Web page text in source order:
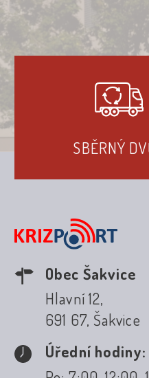
SBĚRNÝ
Obec Šakvice
Hlavní 12,
691 67, Šakvice
Úřední hodiny: